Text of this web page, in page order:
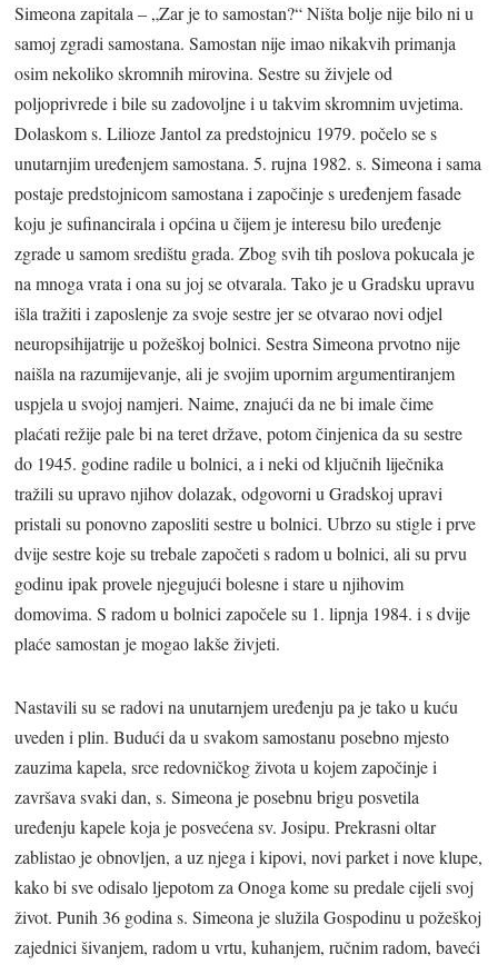
Simeona zapitala – „Zar je to samostan?“ Ništa bolje nije bilo ni u
samoj zgradi samostana. Samostan nije imao nikakvih primanja
osim nekoliko skromnih mirovina. Sestre su živjele od
poljoprivrede i bile su zadovoljne i u takvim skromnim uvjetima.
Dolaskom s. Lilioze Jantol za predstojnicu 1979. počelo se s
unutarnjim uređenjem samostana. 5. rujna 1982. s. Simeona i sama
postaje predstojnicom samostana i započinje s uređenjem fasade
koju je sufinancirala i općina u čijem je interesu bilo uređenje
zgrade u samom središtu grada. Zbog svih tih poslova pokucala je
na mnoga vrata i ona su joj se otvarala. Tako je u Gradsku upravu
išla tražiti i zaposlenje za svoje sestre jer se otvarao novi odjel
neuropsihijatrije u požeškoj bolnici. Sestra Simeona prvotno nije
naišla na razumijevanje, ali je svojim upornim argumentiranjem
uspjela u svojoj namjeri. Naime, znajući da ne bi imale čime
plaćati režije pale bi na teret države, potom činjenica da su sestre
do 1945. godine radile u bolnici, a i neki od ključnih liječnika
tražili su upravo njihov dolazak, odgovorni u Gradskoj upravi
pristali su ponovno zaposliti sestre u bolnici. Ubrzo su stigle i prve
dvije sestre koje su trebale započeti s radom u bolnici, ali su prvu
godinu ipak provele njegujući bolesne i stare u njihovim
domovima. S radom u bolnici započele su 1. lipnja 1984. i s dvije
plaće samostan je mogao lakše živjeti.
Nastavili su se radovi na unutarnjem uređenju pa je tako u kuću
uveden i plin. Budući da u svakom samostanu posebno mjesto
zauzima kapela, srce redovničkog života u kojem započinje i
završava svaki dan, s. Simeona je posebnu brigu posvetila
uređenju kapele koja je posvećena sv. Josipu. Prekrasni oltar
zablistao je obnovljen, a uz njega i kipovi, novi parket i nove klupe,
kako bi sve odisalo ljepotom za Onoga kome su predale cijeli svoj
život. Punih 36 godina s. Simeona je služila Gospodinu u požeškoj
zajednici šivanjem, radom u vrtu, kuhanjem, ručnim radom, baveći